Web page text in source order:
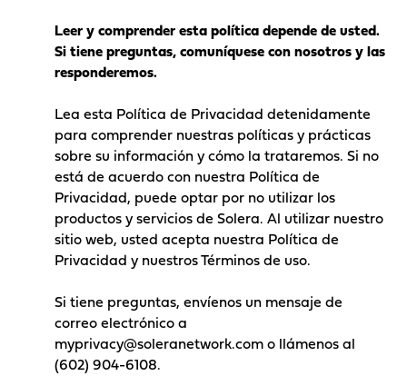
Leer y comprender esta política depende de usted.
Si tiene preguntas, comuníquese con nosotros y las
responderemos.
Lea esta Política de Privacidad detenidamente
para comprender nuestras políticas y prácticas
sobre su información y cómo la trataremos. Si no
está de acuerdo con nuestra Política de
Privacidad, puede optar por no utilizar los
productos y servicios de Solera. Al utilizar nuestro
sitio web, usted acepta nuestra Política de
Privacidad y nuestrosTérminos de uso.
Si tiene preguntas, envíenos un mensaje de
correo electrónico a
myprivacy@soleranetwork.como llámenos al
(602) 904-6108.